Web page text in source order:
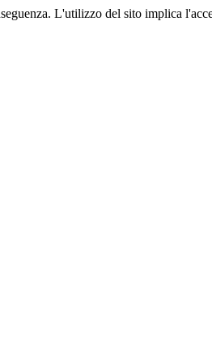
L'utilizzo del sito implica